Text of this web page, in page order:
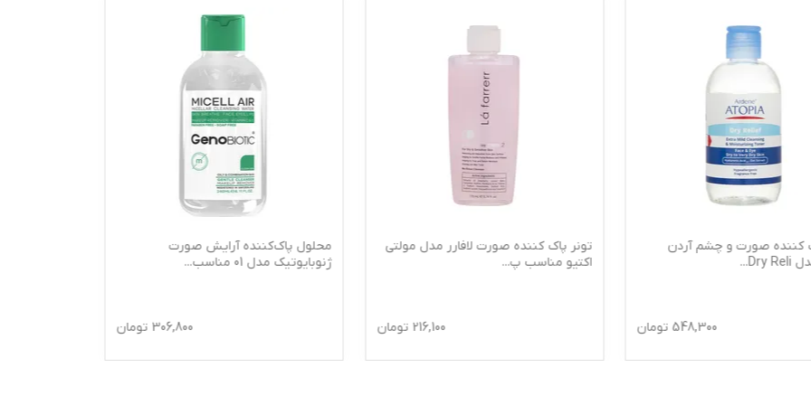
تونر پاک کننده صورت لافارر مدل مولتی
محلول پاک‌کننده آرایش صورت
...
محلول پاک کننده پوست حساس
درماتیپیک 250 میلی لیتر